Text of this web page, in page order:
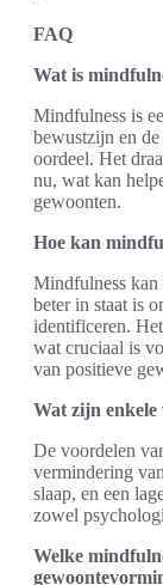
FAQ
Wat is
Mindfulness is
bewustzijn en
oordeel. Het
nu, wat kan
gewoonten.
Hoe kan
Mindfulness kan
beter in staat is
identificeren.
wat cruciaal is
van positieve
Wat zijn enkele
De voordelen
vermindering
slaap, en een
zowel
Welke